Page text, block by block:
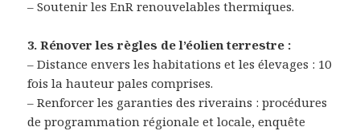
– Soutenir les EnR renouvelables thermiques.
3. Rénover les règles de l’éolien terrestre :
– Distance envers les habitations et les élevages : 10
fois la hauteur pales comprises.
– Renforcer les garanties des riverains : procédures
de programmation régionale et locale, enquête